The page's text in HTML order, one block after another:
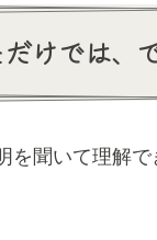
だけでは、
を聞いて理解で